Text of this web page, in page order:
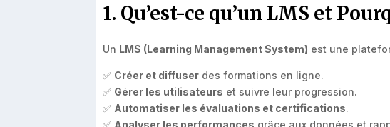
1. Qu’est-ce qu’un LMS et
Un LMS (Learning Management System) est une
✅ Créer et diffuser des formations en ligne.
✅ Gérer les utilisateurs et suivre leur progression.
✅ Automatiser les évaluations et certifications.
✅ Analyser les performances grâce aux données et